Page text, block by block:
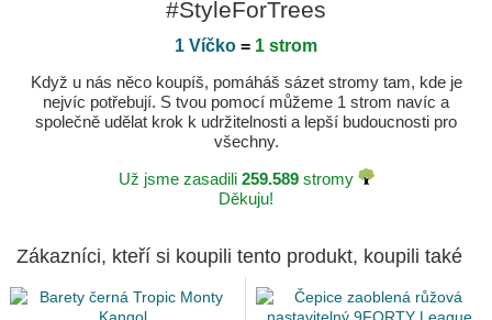
#StyleForTrees
1 Víčko = 1 strom
Když u nás něco koupíš, pomáháš sázet stromy tam, kde je
nejvíc potřebují. S tvou pomocí můžeme 1 strom navíc a
společně udělat krok k udržitelnosti a lepší budoucnosti pro
všechny.
Už jsme zasadili 259.589stromy
Děkuju!
Zákazníci, kteří si koupili tento produkt, koupili také